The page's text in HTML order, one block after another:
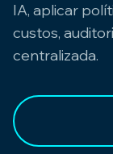
IA, aplicar
custos,
centralizada.